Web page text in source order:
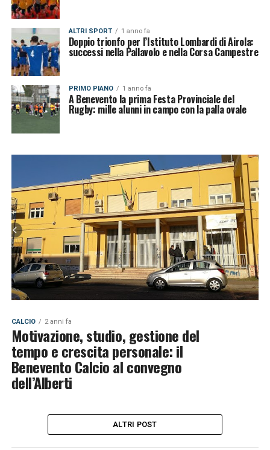
ALTRI SPORT 1 anno fa
Doppio trionfo per l’Istituto Lombardi di Airola:
successi nella Pallavolo e nella Corsa Campestre
PRIMO PIANO 1 anno fa
A Benevento la prima Festa Provinciale del
Rugby: mille alunni in campo con la palla ovale
CALCIO 2 anni fa
Motivazione, studio, gestione del
tempo e crescita personale: il
Benevento Calcio al convegno
dell’Alberti
ALTRI POST